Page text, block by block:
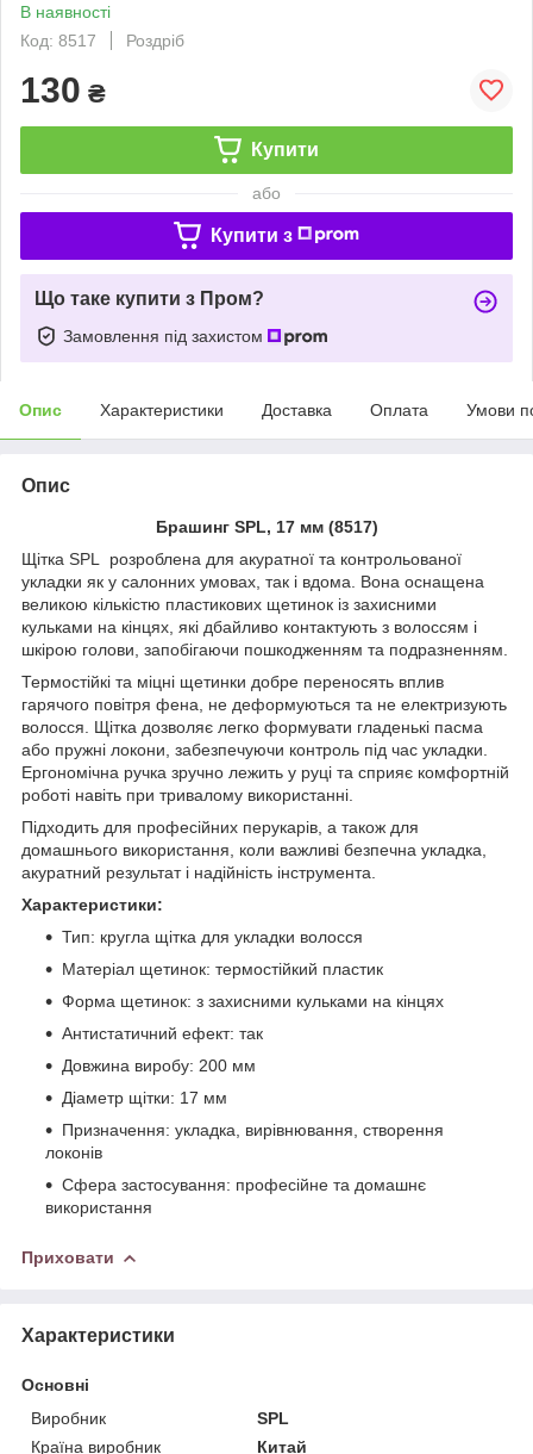
В наявності
Код: 8517
Роздріб
130 ₴
Купити
або
Купити з
Що таке купити з Пром?
Замовлення під захистом
Опис Характеристики Доставка Оплата Умови
Опис
Брашинг SPL, 17 мм (8517)
Щітка SPL розроблена для акуратної та контрольованої
укладки як у салонних умовах, так і вдома. Вона оснащена
великою кількістю пластикових щетинок із захисними
кульками на кінцях, які дбайливо контактують з волоссям і
шкірою голови, запобігаючи пошкодженням та подразненням.
Термостійкі та міцні щетинки добре переносять вплив
гарячого повітря фена, не деформуються та не електризують
волосся. Щітка дозволяє легко формувати гладенькі пасма
або пружні локони, забезпечуючи контроль під час укладки.
Ергономічна ручка зручно лежить у руці та сприяє комфортній
роботі навіть при тривалому використанні.
Підходить для професійних перукарів, а також для
домашнього використання, коли важливі безпечна укладка,
акуратний результат і надійність інструмента.
Характеристики:
Тип: кругла щітка для укладки волосся
Матеріал щетинок: термостійкий пластик
Форма щетинок: з захисними кульками на кінцях
Антистатичний ефект: так
Довжина виробу: 200 мм
Діаметр щітки: 17 мм
Призначення: укладка, вирівнювання, створення
локонів
Сфера застосування: професійне та домашнє
використання
Приховати
Характеристики
Основні
Виробник
SPL
Країна виробник
Китай